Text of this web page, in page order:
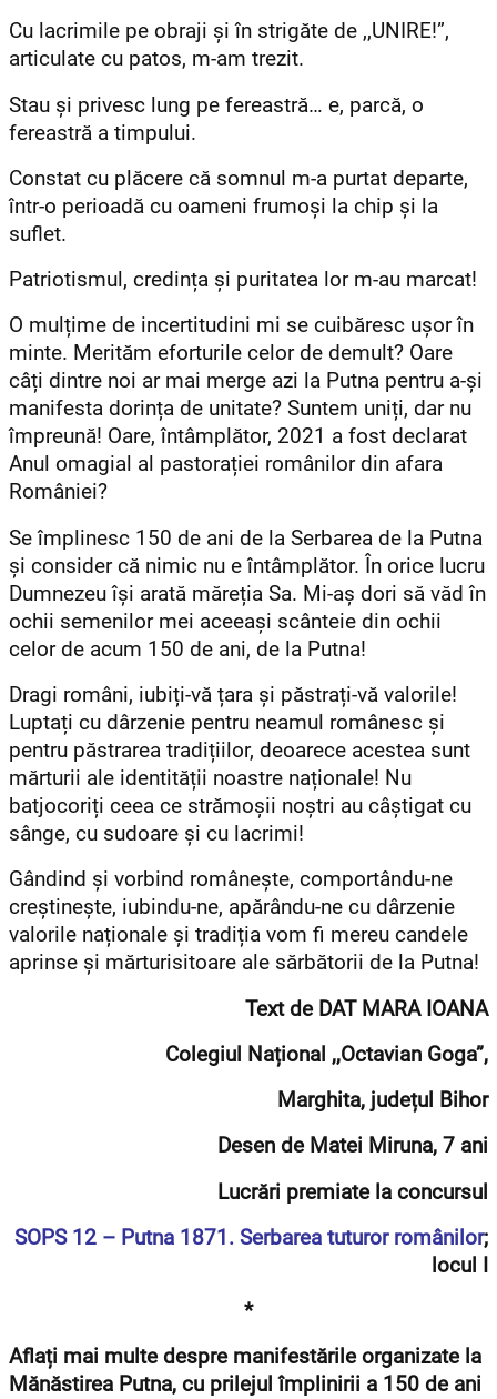
Cu lacrimile pe obraji și în strigăte de ,,UNIRE!”,
articulate cu patos, m-am trezit.
Stau și privesc lung pe fereastră… e, parcă, o
fereastră a timpului.
Constat cu plăcere că somnul m-a purtat departe,
într-o perioadă cu oameni frumoși la chip și la
suflet.
Patriotismul, credința și puritatea lor m-au marcat!
O mulțime de incertitudini mi se cuibăresc ușor în
minte. Merităm eforturile celor de demult? Oare
câți dintre noi ar mai merge azi la Putna pentru a-și
manifesta dorința de unitate? Suntem uniți, dar nu
împreună! Oare, întâmplător, 2021 a fost declarat
Anul omagial al pastorației românilor din afara
României?
Se împlinesc 150 de ani de la Serbarea de la Putna
și consider că nimic nu e întâmplător. În orice lucru
Dumnezeu își arată măreția Sa. Mi-aș dori să văd în
ochii semenilor mei aceeași scânteie din ochii
celor de acum 150 de ani, de la Putna!
Dragi români, iubiți-vă țara și păstrați-vă valorile!
Luptați cu dârzenie pentru neamul românesc și
pentru păstrarea tradițiilor, deoarece acestea sunt
mărturii ale identității noastre naționale! Nu
batjocoriți ceea ce strămoșii noștri au câștigat cu
sânge, cu sudoare și cu lacrimi!
Gândind și vorbind românește, comportându-ne
creștinește, iubindu-ne, apărându-ne cu dârzenie
valorile naționale și tradiția vom fi mereu candele
aprinse și mărturisitoare ale sărbătorii de la Putna!
Text de DAT MARA IOANA
Colegiul Național ,,Octavian Goga”,
Marghita, județul Bihor
Desen de Matei Miruna, 7 ani
Lucrări premiate la concursul
SOPS 12 – Putna 1871. Serbarea tuturor românilor;
locul I
*
Aflați mai multe despre manifestările organizate la
Mănăstirea Putna, cu prilejul împlinirii a 150 de ani